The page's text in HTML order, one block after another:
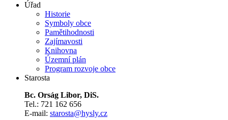
Úřad
Historie
Symboly obce
Pamětihodnosti
Zajímavosti
Knihovna
Územní plán
Program rozvoje obce
Starosta
Bc. Orság Libor, DiS.
Tel.: 721 162 656
E-mail: starosta@hysly.cz